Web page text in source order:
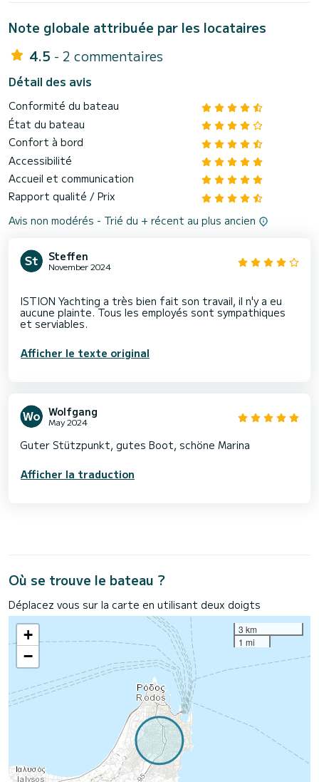
Note globale attribuée par les locataires
4.5 - 2 commentaires
Détail des avis
Conformité du bateau
État du bateau
Confort à bord
Accessibilité
Accueil et communication
Rapport qualité / Prix
Avis non modérés - Trié du + récent au plus ancien
Steffen
November 2024
ISTION Yachting a très bien fait son travail, il n'y a eu
aucune plainte. Tous les employés sont sympathiques
Afficher le texte original
Wolfgang
May 2024
Guter Stützpunkt, gutes Boot, schöne Marina
Afficher la traduction
Où se trouve le bateau ?
Déplacez vous sur la carte en utilisant deux doigts
+
−
3 km
1 mi